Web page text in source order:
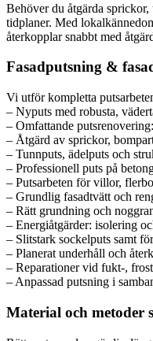
Behöver du åtgärda
tidplaner. Med
återkopplar snabbt med
Fasadputsning &
Vi utför kompletta
– Nyputs med robusta,
– Omfattande
– Åtgärd av sprickor,
– Tunnputs, ädelputs och
– Professionell puts på
– Putsarbeten för villor,
– Grundlig fasadtvätt och
– Rätt grundning och
– Energiåtgärder: isolering
– Slitstark sockelputs samt
– Planerat underhåll och
– Reparationer vid fukt-,
– Anpassad putsning i
Material och metoder